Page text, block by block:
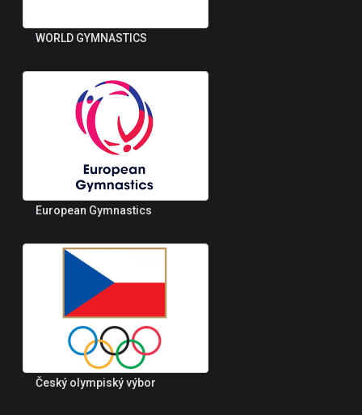
WORLD GYMNASTICS
European Gymnastics
Český olympiský výbor